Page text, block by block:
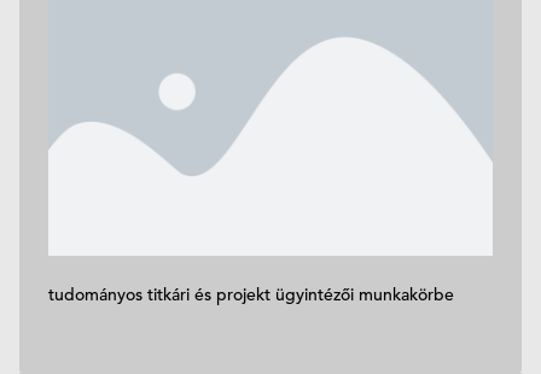
tudományos titkári és projekt ügyintézői munkakörbe